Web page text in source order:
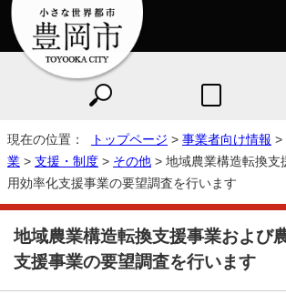
現在の位置： トップページ > 事業者向け情報 >
業 > 支援・制度 > その他 > 地域農業構造転換支
用効率化支援事業の要望調査を行います
地域農業構造転換支援事業および
支援事業の要望調査を行います